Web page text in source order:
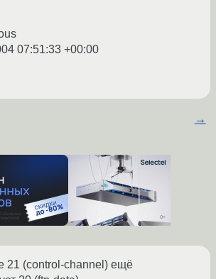
07:51:33 +00:00
→
21 (control-channel) ещё